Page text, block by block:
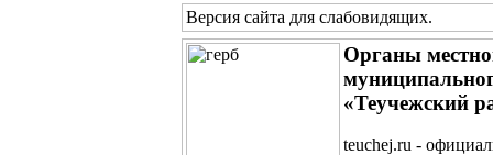
Версия сайта для слабовидящих.
Органы
«Теучежский
teuchej.ru -